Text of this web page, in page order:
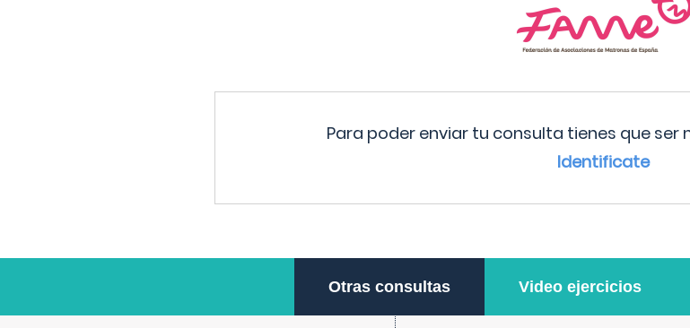
Para poder enviar tu consulta tienes que ser
Identificate
Otras consultas Video ejercicios